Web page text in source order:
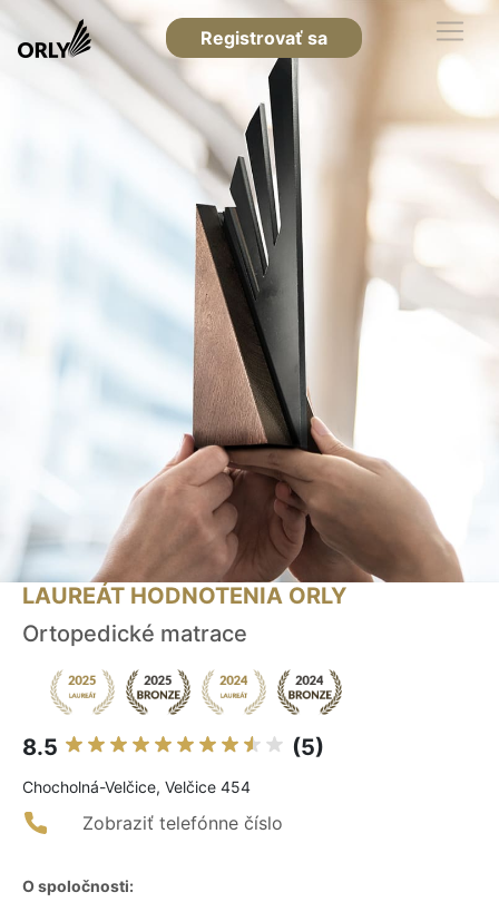
Registrovať sa
LAUREÁT HODNOTENIA ORLY
Ortopedické matrace
8.5 (5)
Chocholná-Velčice, Velčice 454
Zobraziť telefónne číslo
O spoločnosti: